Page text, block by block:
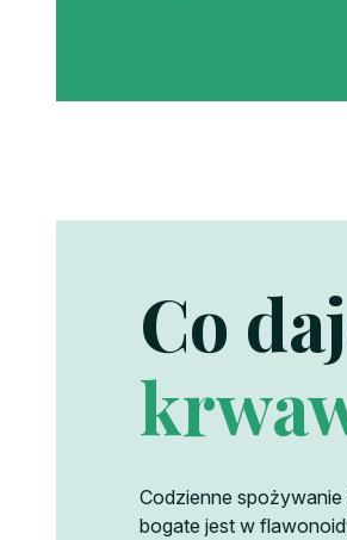
Co
Codzienne
bogate jest w